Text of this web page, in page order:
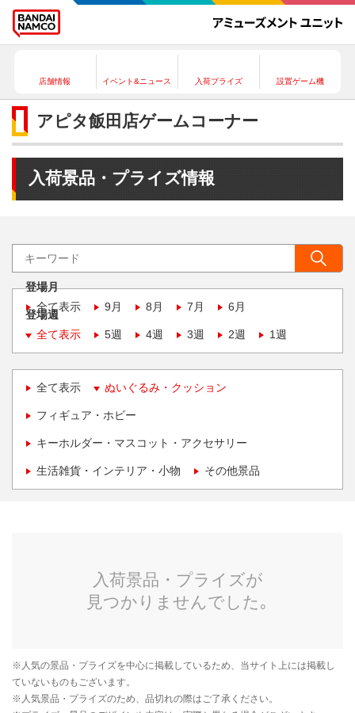
店舗情報 イベント&ニュース 入荷プライズ 設置ゲーム機
アピタ飯田店ゲームコーナー
入荷景品・プライズ情報
登場月
全て表示
9月 8月 7月 6月
登場週
全て表示
5週 4週 3週 2週 1週
全て表示 ぬいぐるみ・クッション
フィギュア・ホビー
キーホルダー・マスコット・アクセサリー
生活雑貨・インテリア・小物 その他景品